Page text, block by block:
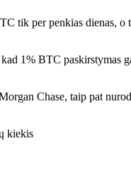
tik per penkias dienas, o
1% BTC paskirstymas
Chase, taip pat